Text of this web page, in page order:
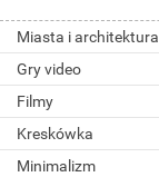
Miasta i architektura
Gry video
Filmy
Kreskówka
Minimalizm